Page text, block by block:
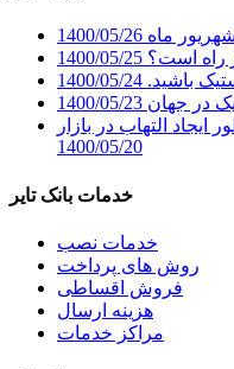
1400/05/26
راه است؟ 1400/05/25
باشید. 1400/05/24
در جهان 1400/05/23
التهاب در بازار
1400/05/20
خدمات بانک تایر
خدمات نصب
روش های پرداخت
فروش اقساطی
هزینه ارسال
مراکز خدمات